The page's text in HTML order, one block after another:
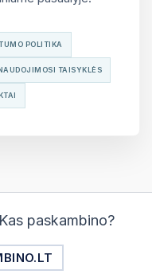
POLITIKA
TAISYKLĖS
paskambino?